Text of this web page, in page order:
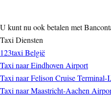
U kunt nu ook betalen met
Taxi Diensten
123taxi België
Taxi naar Eindhoven Airport
Taxi naar Felison Cruise
Taxi naar Maastricht-Aachen